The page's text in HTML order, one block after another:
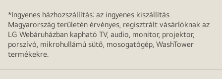
*Ingyenes házhozszállítás: az ingyenes kiszállítás
Magyarország területén érvényes, regisztrált vásárlóknak az
LG Webáruházban kapható TV, audio, monitor, projektor,
porszívó, mikrohullámú sütő, mosogatógép, WashTower
termékekre.